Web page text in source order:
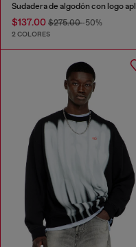
$137.00 $275.00-50%
2 COLORES